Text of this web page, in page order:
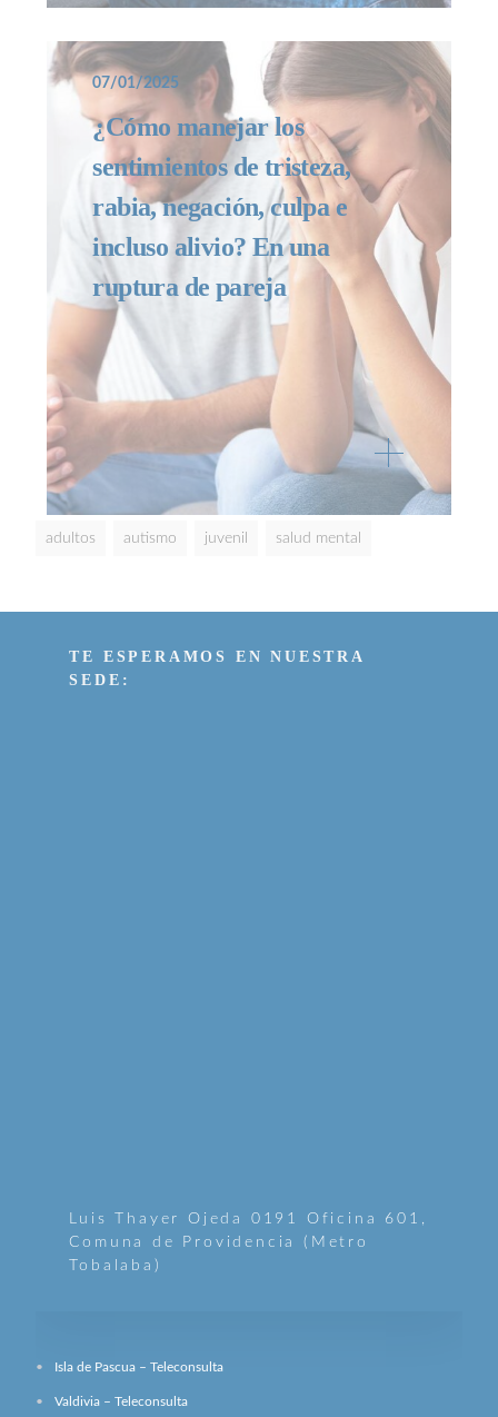
07/01/2025
¿Cómo manejar los
sentimientos de tristeza,
rabia, negación, culpa e
incluso alivio? En una
ruptura de pareja
adultos autismo juvenil salud mental
TE ESPERAMOS EN NUESTRA
SEDE:
Luis Thayer Ojeda 0191 Oficina 601,
Comuna de Providencia (Metro
Tobalaba)
Isla de Pascua – Teleconsulta
Valdivia – Teleconsulta